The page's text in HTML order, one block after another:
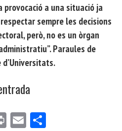
a una situació ja
sempre les decisions
però, no es un òrgan
Paraules de
Pri E